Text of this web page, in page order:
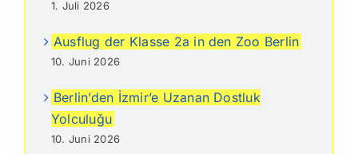
1. Juli 2026
Ausflug der Klasse 2a in den Zoo Berlin
10. Juni 2026
Berlin’den İzmir’e Uzanan Dostluk
Yolculuğu
10. Juni 2026